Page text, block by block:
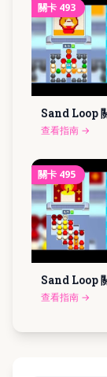
關卡 493
Sand Loop
查看指南 →
關卡 495
Sand Loop
查看指南 →